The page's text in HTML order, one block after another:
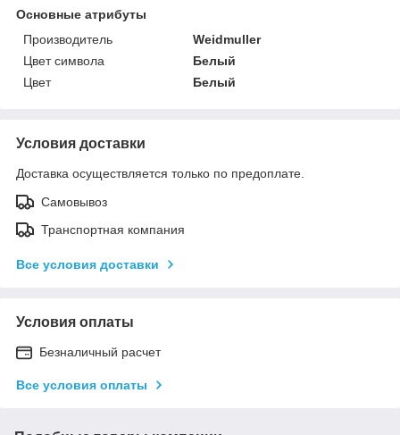
Основные атрибуты
Производитель
Weidmuller
Цвет символа
Белый
Цвет
Белый
Условия доставки
Доставка осуществляется только по предоплате.
Самовывоз
Транспортная компания
Все условия доставки
Условия оплаты
Безналичный расчет
Все условия оплаты